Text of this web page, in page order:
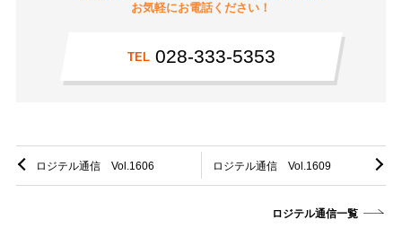
お気軽にお電話ください！
TEL 028-333-5353
ロジテル通信 Vol.1606 ロジテル通信 Vol.1609
ロジテル通信一覧